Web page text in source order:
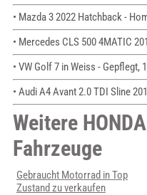
• Mazda 3 2022 Hatchback -
• Mercedes CLS 500 4MATIC
• VW Golf 7 in Weiss - Gepflegt,
• Audi A4 Avant 2.0 TDI Sline
Weitere HONDA
Fahrzeuge
Gebraucht Motorrad in Top
Zustand zu verkaufen